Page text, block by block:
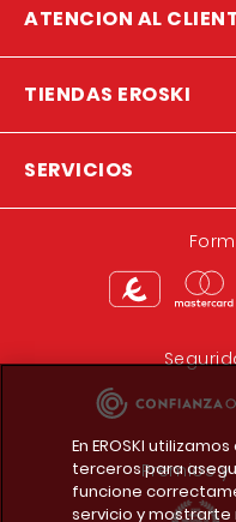
ATENCION AL
TIENDAS EROSKI
SERVICIOS
Premios
En EROSKI
terceros para
funcione
servicio y